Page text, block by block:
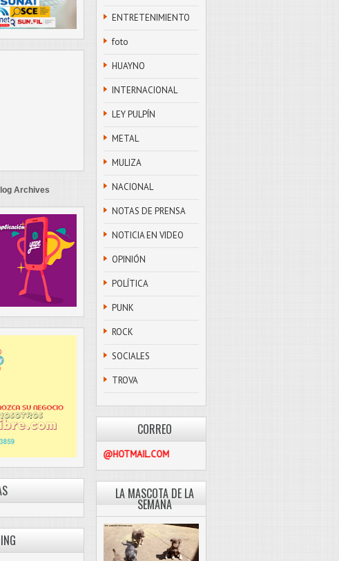
Archives
ENTRETENIMIENTO
foto
HUAYNO
INTERNACIONAL
LEY PULPÍN
METAL
MULIZA
NACIONAL
NOTAS DE PRENSA
NOTICIA EN VIDEO
OPINIÓN
POLÍTICA
PUNK
ROCK
SOCIALES
TROVA
CORREO
PASCOLIBRE@HOTMAIL.COM
LA MASCOTA DE LA
SEMANA